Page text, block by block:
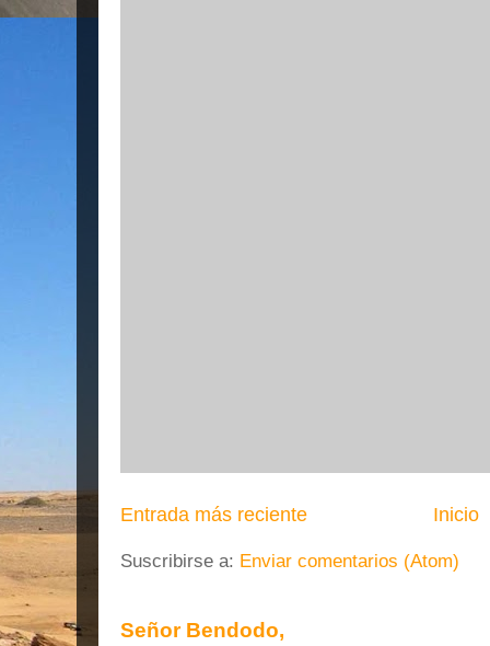
Entrada más reciente Inicio
Suscribirse a: Enviar comentarios (Atom)
Señor Bendodo,